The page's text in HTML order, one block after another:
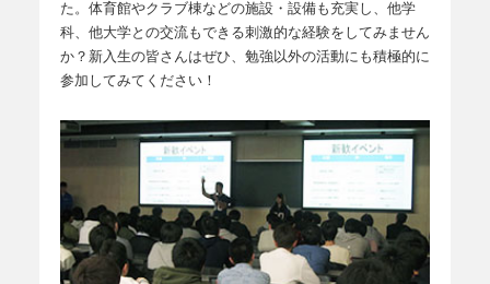
た。体育館やクラブ棟などの施設・設備も充実し、他学
科、他大学との交流もできる刺激的な経験をしてみません
か？新入生の皆さんはぜひ、勉強以外の活動にも積極的に
参加してみてください！